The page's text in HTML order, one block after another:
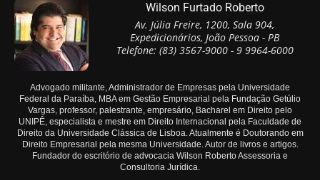
Wilson Furtado Roberto
Av. Júlia Freire, 1200, Sala 904,
Expedicionários, João Pessoa - PB
Telefone: (83) 3567-9000 - 9 9964-6000
Advogado militante, Administrador de Empresas pela Universidade
Federal da Paraíba, MBA em Gestão Empresarial pela Fundação Getúlio
Vargas, professor, palestrante, empresário, Bacharel em Direito pelo
UNIPÊ, especialista e mestre em Direito Internacional pela Faculdade de
Direito da Universidade Clássica de Lisboa. Atualmente é Doutorando em
Direito Empresarial pela mesma Universidade. Autor de livros e artigos.
Fundador do escritório de advocacia Wilson Roberto Assessoria e
Consultoria Jurídica.